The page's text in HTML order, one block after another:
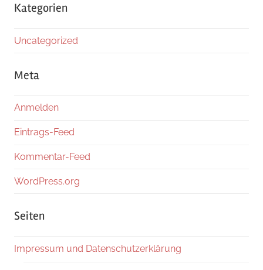
Kategorien
Uncategorized
Meta
Anmelden
Eintrags-Feed
Kommentar-Feed
WordPress.org
Seiten
Impressum und Datenschutzerklärung